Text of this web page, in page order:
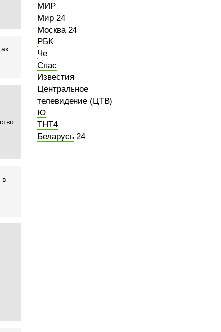
в
МИР
Мир 24
Москва 24
РБК
Че
Спас
Известия
Центральное
телевидение (ЦТВ)
Ю
ТНТ4
Беларусь 24